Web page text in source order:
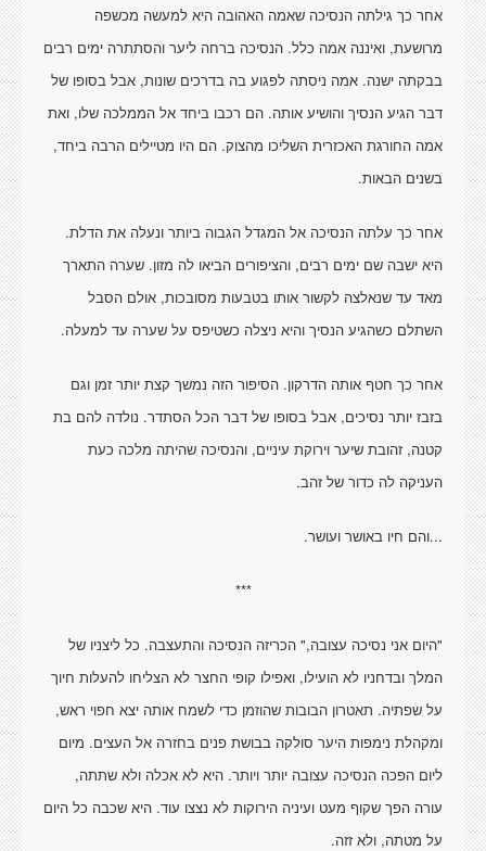
אחר כך גילתה הנסיכה שאמה האהובה היא למעשה מכשפה
מרושעת, ואיננה אמה כלל. הנסיכה ברחה ליער והסתתרה ימים רבים
בבקתה ישנה. אמה ניסתה לפגוע בה בדרכים שונות, אבל בסופו של
דבר הגיע הנסיך והושיע אותה. הם רכבו ביחד אל הממלכה שלו, ואת
אמה החורגת האכזרית השליכו מהצוק. הם היו מטיילים הרבה ביחד,
בשנים הבאות.
אחר כך עלתה הנסיכה אל המגדל הגבוה ביותר ונעלה את הדלת.
היא ישבה שם ימים רבים, והציפורים הביאו לה מזון. שערה התארך
מאד עד שנאלצה לקשור אותו בטבעות מסובכות, אולם הסבל
השתלם כשהגיע הנסיך והיא ניצלה כשטיפס על שערה עד למעלה.
אחר כך חטף אותה הדרקון. הסיפור הזה נמשך קצת יותר זמן וגם
בזבז יותר נסיכים, אבל בסופו של דבר הכל הסתדר. נולדה להם בת
קטנה, זהובת שיער וירוקת עיניים, והנסיכה שהיתה מלכה כעת
העניקה לה כדור של זהב.
...והם חיו באושר ועושר.
***
"היום אני נסיכה עצובה," הכריזה הנסיכה והתעצבה. כל ליצניו של
המלך ובדחניו לא הועילו, ואפילו קופי החצר לא הצליחו להעלות חיוך
על שפתיה. תאטרון הבובות שהוזמן כדי לשמח אותה יצא חפוי ראש,
ומקהלת נימפות היער סולקה בבושת פנים בחזרה אל העצים. מיום
ליום הפכה הנסיכה עצובה יותר ויותר. היא לא אכלה ולא שתתה,
עורה הפך שקוף מעט ועיניה הירוקות לא נצצו עוד. היא שכבה כל היום
על מטתה, ולא זזה.